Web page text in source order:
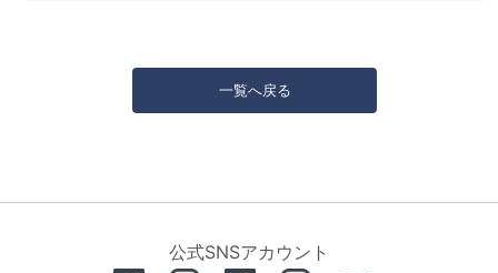
一覧へ戻る
公式SNSアカウント